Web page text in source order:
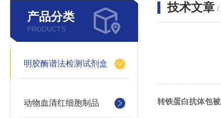
产品分类
PRODUCTS
明胶酶谱法检测试剂盒
动物血清红细胞制品
技术文章 /
转铁蛋白抗体包